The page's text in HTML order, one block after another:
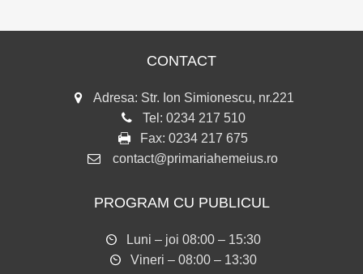
CONTACT
Adresa: Str. Ion Simionescu, nr.221
Tel: 0234 217 510
Fax: 0234 217 675
contact@primariahemeius.ro
PROGRAM CU PUBLICUL
Luni – joi 08:00 – 15:30
Vineri – 08:00 – 13:30